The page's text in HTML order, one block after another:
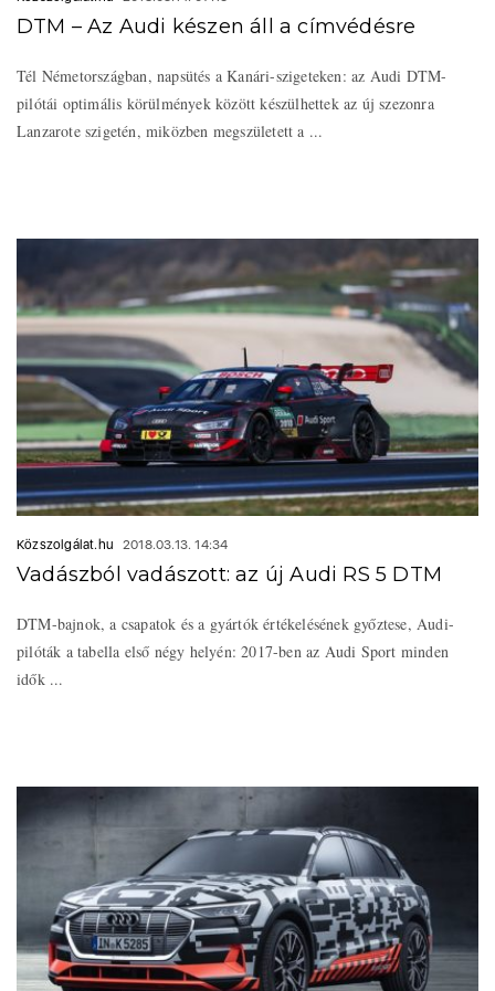
DTM – Az Audi készen áll a címvédésre
Tél Németországban, napsütés a Kanári-szigeteken: az Audi DTM-
pilótái optimális körülmények között készülhettek az új szezonra
Lanzarote szigetén, miközben megszületett a ...
Közszolgálat.hu 2018.03.13. 14:34
Vadászból vadászott: az új Audi RS 5 DTM
DTM-bajnok, a csapatok és a gyártók értékelésének győztese, Audi-
pilóták a tabella első négy helyén: 2017-ben az Audi Sport minden
idők ...